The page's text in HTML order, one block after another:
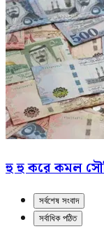
হু হু করে কমল
সর্বশেষ সংবাদ
সর্বাধিক পঠিত